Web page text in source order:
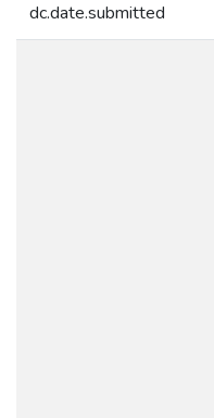
dc.date.submitted